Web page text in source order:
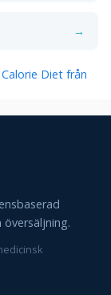
→
Diet från